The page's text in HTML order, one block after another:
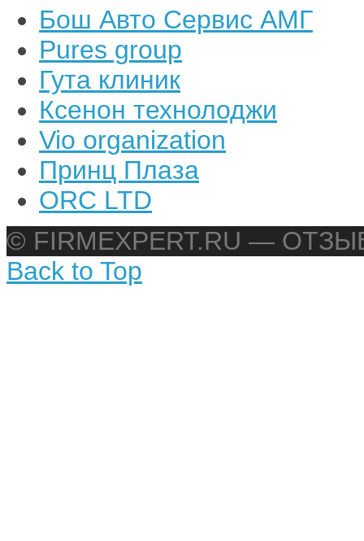
Бош Авто Сервис АМГ
Pures group
Гута клиник
Ксенон технолоджи
Vio organization
Принц Плаза
ORC LTD
© FIRMEXPERT.RU —
Back to Top